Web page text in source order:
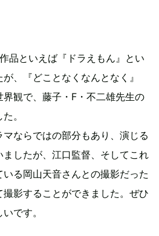
品といえば『ドラえもん』とい
、『どことなくなんとなく』
観で、藤子・F・不二雄先生の
。
ならではの部分もあり、演じる
ましたが、江口監督、そしてこれ
る岡山天音さんとの撮影だった
影することができました。ぜひ
です。